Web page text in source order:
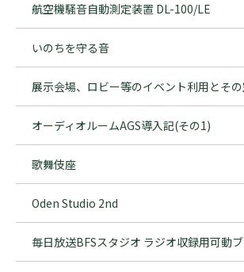
航空機騒音自動測定装置 DL-100/LE
いのちを守る音
オーディオルームAGS導入記(その1)
歌舞伎座
Oden Studio 2nd
毎日放送BFSスタジオ ラジオ収録用可動